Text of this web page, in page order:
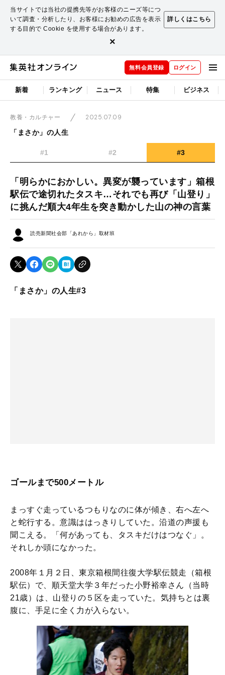
当サイトでは当社の提携先等がお客様のニーズ等につ
いて調査・分析したり、お客様にお勧めの広告を表示
する目的で Cookie を使用する場合があります。
詳しくはこちら
×
無料会員登録 ログイン
新着 ランキング ニュース 特集 ビジネス
教養・カルチャー
2025.07.09
「まさか」の人生
#1 #2 #3
「明らかにおかしい。異変が襲っています」箱根
駅伝で途切れたタスキ…それでも再び「山登り」
に挑んだ順大4年生を突き動かした山の神の言葉
読売新聞社会部「あれから」取材班
「まさか」の人生#3
ゴールまで500メートル
まっすぐ走っているつもりなのに体が傾き、右へ左へ
と蛇行する。意識ははっきりしていた。沿道の声援も
聞こえる。「何があっても、タスキだけはつなぐ」。
それしか頭になかった。
2008年１月２日、東京箱根間往復大学駅伝競走（箱根
駅伝）で、順天堂大学３年だった小野裕幸さん（当時
21歳）は、山登りの５区を走っていた。気持ちとは裏
腹に、手足に全く力が入らない。